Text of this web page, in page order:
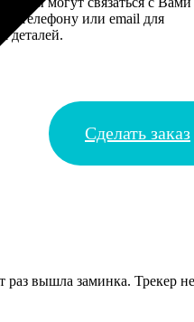
телефону или email для
деталей.
Сделать заказ
вышла заминка. Трекер